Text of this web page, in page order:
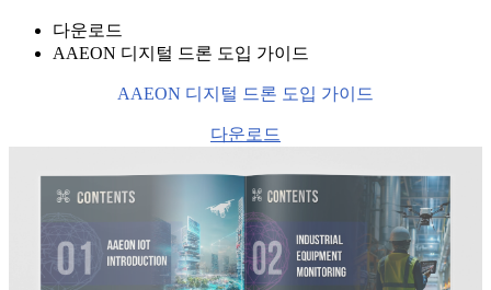
다운로드
AAEON 디지털 드론 도입 가이드
AAEON 디지털 드론 도입 가이드
다운로드